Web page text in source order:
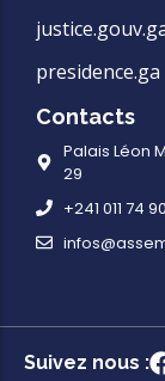
presidence.ga
Contacts
Palais Léon
29
+241 011 74
Suivez nous :